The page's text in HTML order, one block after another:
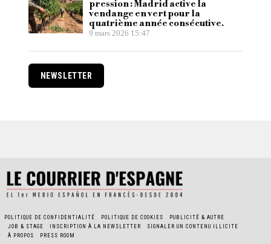
pression : Madrid active la
vendange en vert pour la
quatrième année consécutive.
9 mars 2026 15:47
NEWSLETTER
POLITIQUE DE CONFIDENTIALITÉ POLITIQUE DE COOKIES
PUBLICITÉ & AUTRE
JOB & STAGE
INSCRIPTION À LA NEWSLETTER
SIGNALER UN CONTENU ILLICITE
À PROPOS
PRESS ROOM